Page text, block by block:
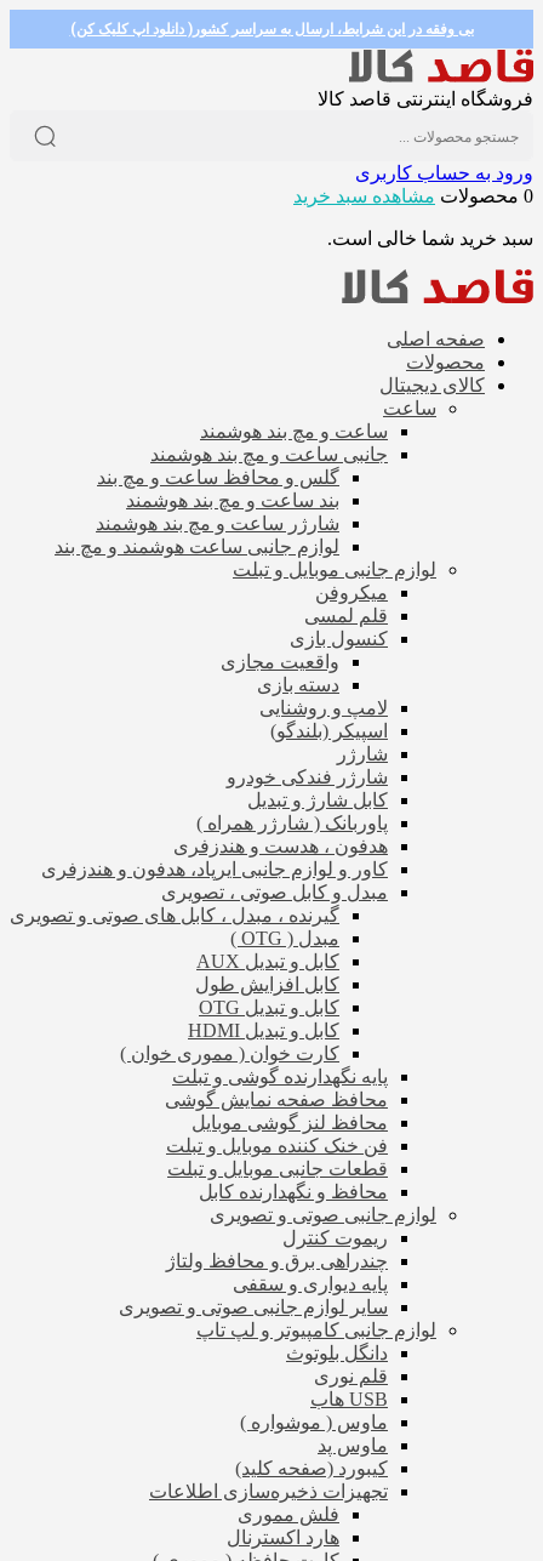
بی وفقه در این شرایط، ارسال به سراسر کشور( دانلود اپ کلیک کن)
فروشگاه اینترنتی قاصد کالا
ورود به حساب کاربری
0 محصولات
مشاهده سبد خرید
سبد خرید شما خالی است.
صفحه اصلی
محصولات
کالای دیجیتال
ساعت
ساعت و مچ بند هوشمند
جانبی ساعت و مچ بند هوشمند
گلس و محافظ ساعت و مچ بند
بند ساعت و مچ بند هوشمند
شارژر ساعت و مچ بند هوشمند
لوازم جانبی ساعت هوشمند و مچ بند
لوازم جانبی موبایل و تبلت
میکروفن
قلم لمسی
کنسول بازی
واقعیت مجازی
دسته بازی
لامپ و روشنایی
اسپیکر (بلندگو)
شارژر
شارژر فندکی خودرو
کابل شارژ و تبدیل
پاوربانک ( شارژر همراه )
هدفون ، هدست و هندزفری
کاور و لوازم جانبی ایرپاد، هدفون و هندزفری
مبدل و کابل صوتی ، تصویری
گیرنده ، مبدل ، کابل های صوتی و تصویری
مبدل ( OTG )
کابل و تبدیل AUX
کابل افزایش طول
کابل و تبدیل OTG
کابل و تبدیل HDMI
کارت خوان ( مموری خوان )
پایه نگهدارنده گوشی و تبلت
محافظ صفحه نمایش گوشی
محافظ لنز گوشی موبایل
فن خنک کننده موبایل و تبلت
قطعات جانبی موبایل و تبلت
محافظ و نگهدارنده کابل
لوازم جانبی صوتی و تصویری
ریموت کنترل
چندراهی برق و محافظ ولتاژ
پایه دیواری و سقفی
سایر لوازم جانبی صوتی و تصویری
لوازم جانبی کامپیوتر و لپ تاپ
دانگل بلوتوث
قلم نوری
USB هاب
ماوس ( موشواره )
ماوس پد
کیبورد (صفحه کلید)
تجهیزات ذخیره‌سازی اطلاعات
فلش مموری
هارد اکسترنال